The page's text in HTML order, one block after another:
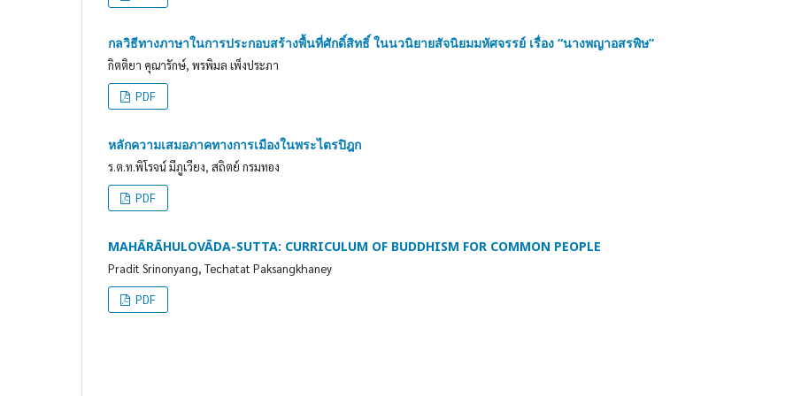
กลวิธีทางภาษาในการประกอบสร้างพื้นที่ศักดิ์สิทธิ์ ในนวนิยายสัจนิยมมหัศจรรย์ เรื่อง “นางพญาอสรพิษ”
กิตติยา คุณารักษ์, พรพิมล เพ็งประภา
PDF
หลักความเสมอภาคทางการเมืองในพระไตรปิฎก
ร.ต.ท.พิโรจน์ มีภูเวียง, สถิตย์ กรมทอง
PDF
MAHĀRĀHULOVĀDA-SUTTA: CURRICULUM OF BUDDHISM FOR COMMON PEOPLE
Pradit Srinonyang, Techatat Paksangkhaney
PDF